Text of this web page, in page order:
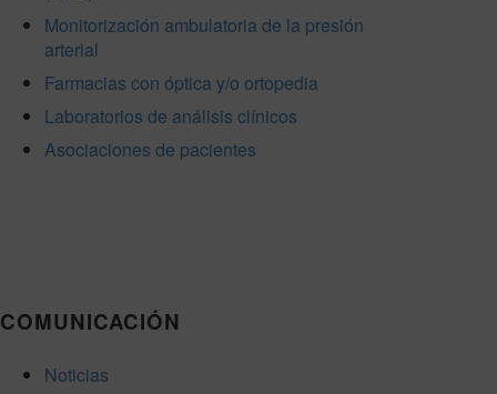
Monitorización ambulatoria de la presión
arterial
Farmacias con óptica y/o ortopedia
Laboratorios de análisis clínicos
Asociaciones de pacientes
COMUNICACIÓN
Noticias